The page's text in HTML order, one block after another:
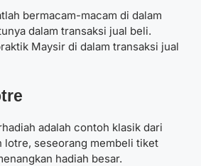
bermacam-macam di dalam
dalam transaksi jual beli.
Maysir di dalam transaksi jual
adalah contoh klasik dari
lotre, seseorang membeli tiket
hadiah besar.